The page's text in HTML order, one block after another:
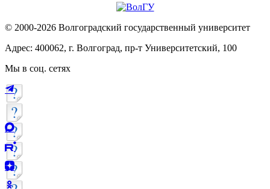
© 2000-2026 Волгоградский государственный университет
Адрес: 400062, г. Волгоград, пр-т Университетский, 100
Мы в соц. сетях